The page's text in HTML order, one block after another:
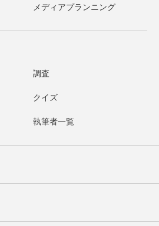
メディアプランニング
調査
クイズ
執筆者一覧